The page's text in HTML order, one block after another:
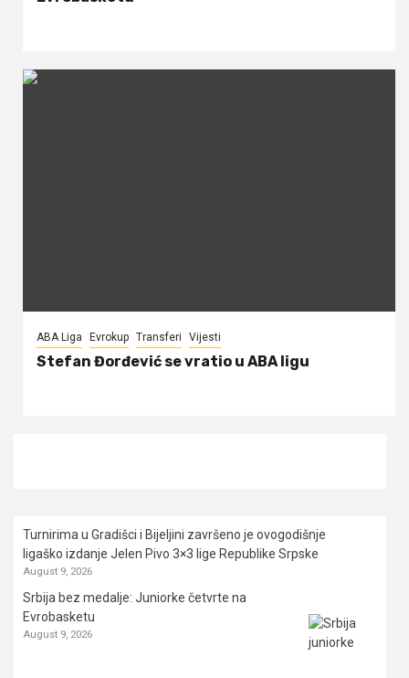
ABA Liga Evrokup Transferi Vijesti
Stefan Đorđević se vratio u ABA ligu
Turnirima u Gradišci i Bijeljini završeno je ovogodišnje
ligaško izdanje Jelen Pivo 3×3 lige Republike Srpske
August 9, 2026
Srbija bez medalje: Juniorke četvrte na
Evrobasketu
August 9, 2026